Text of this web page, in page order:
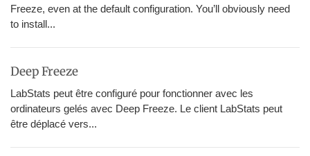
Freeze, even at the default configuration. You’ll obviously need
to install...
Deep Freeze
LabStats peut être configuré pour fonctionner avec les
ordinateurs gelés avec Deep Freeze. Le client LabStats peut
être déplacé vers...